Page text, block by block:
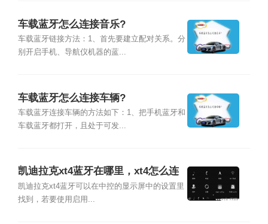
车载蓝牙怎么连接音乐?
车载蓝牙链接方法：1、首先要建立配对关系。分
别开启手机、导航仪机器的蓝...
车载蓝牙怎么连接车辆?
车载蓝牙连接车辆的方法如下：1、把手机蓝牙和
车载蓝牙都打开，且处于可发...
凯迪拉克xt4蓝牙在哪里，xt4怎么连
蓝牙
凯迪拉克xt4蓝牙可以在中控的显示屏中的设置里
找到，若要使用启用...